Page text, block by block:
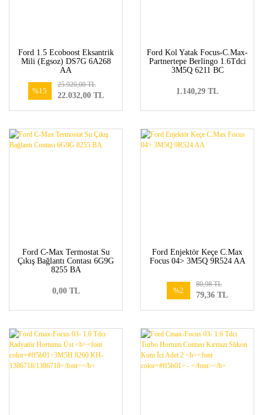
Ford 1.5 Ecoboost Eksantrik
Mili (Egsoz) DS7G 6A268
AA
%15
22.032,00 TL
25.920,00 TL
Ford Kol Yatak Focus-C.Max-
Partnertepe Berlingo 1.6Tdci
3M5Q 6211 BC
1.140,29 TL
Ford C-Max Termostat Su
Çıkış Bağlantı Contası 6G9G
8255 BA
0,00 TL
Ford Enjektör Keçe C.Max
Focus 04> 3M5Q 9R524 AA
%2
79,36 TL
80,98 TL